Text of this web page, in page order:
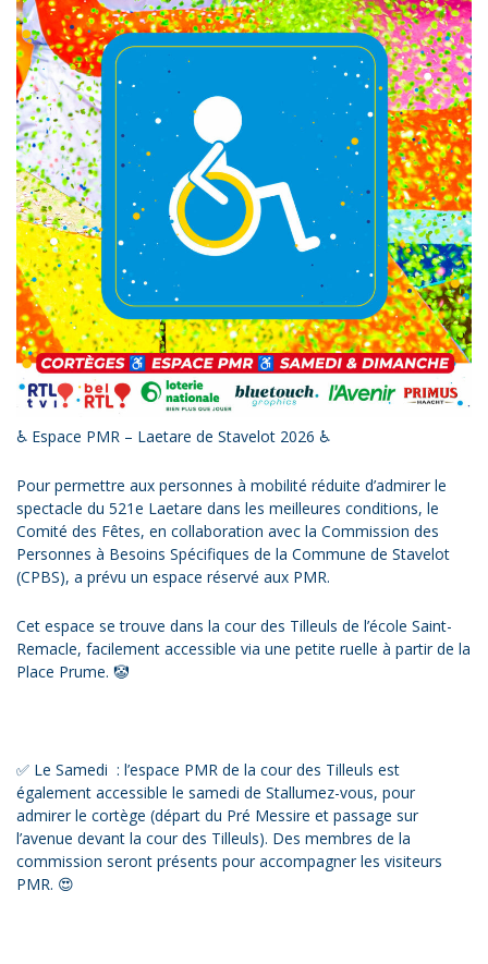
♿️ Espace PMR – Laetare de Stavelot 2026 ♿️
Pour permettre aux personnes à mobilité réduite d’admirer le
spectacle du 521e Laetare dans les meilleures conditions, le
Comité des Fêtes, en collaboration avec la Commission des
Personnes à Besoins Spécifiques de la Commune de Stavelot
(CPBS), a prévu un espace réservé aux PMR.
Cet espace se trouve dans la cour des Tilleuls de l’école Saint-
Remacle, facilement accessible via une petite ruelle à partir de la
Place Prume. 🤡
✅ Le Samedi : l’espace PMR de la cour des Tilleuls est
également accessible le samedi de Stallumez-vous, pour
admirer le cortège (départ du Pré Messire et passage sur
l’avenue devant la cour des Tilleuls). Des membres de la
commission seront présents pour accompagner les visiteurs
PMR. 😍